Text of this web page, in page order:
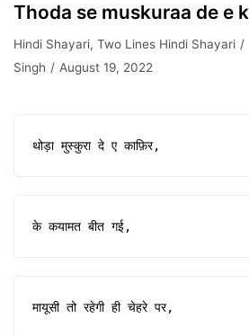
Thoda se muskuraa de e
Hindi Shayari, Two Lines Hindi Shayari
Singh
August 19, 2022
थोड़ा मुस्कुरा दे ए काफ़िर,
के कयामत बीत गई,
मायूसी तो रहेगी ही चेहरे पर,